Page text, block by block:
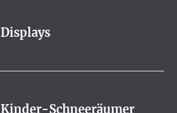
Displays
Kinder-Schneeräumer